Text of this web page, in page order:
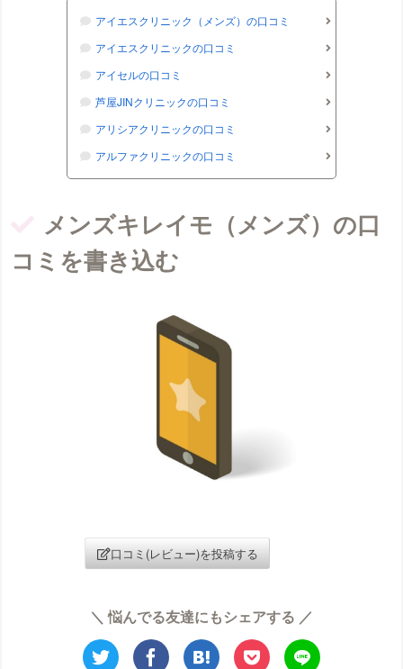
アイエスクリニック（メンズ）の口コミ
アイエスクリニックの口コミ
アイセルの口コミ
芦屋JINクリニックの口コミ
アリシアクリニックの口コミ
アルファクリニックの口コミ
ウィクリニックの口コミ
ウェルネスビューティクリニック 大阪院（メン
ズ）の口コミ
エイトビューティークリニックの口コミ
梅田ビューティークリニックの口コミ
エステ・タイムの口コミ
エステティックTBCの口コミ
SBS TOKYO 那覇店（メンズ）の口コミ
SBS TOKYOの口コミ
エミナルクリニック（旧：HMRクリニック）
の口コミ
エルクリニックの口コミ
エルセーヌMEN（メンズ）の口コミ
メンズキレイモ（メンズ）の口
コミを書き込む
口コミ(レビュー)を投稿する
＼ 悩んでる友達にもシェアする ／